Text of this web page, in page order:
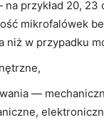
przykład 20, 23
mikrofalówek
niż w przypadku
—